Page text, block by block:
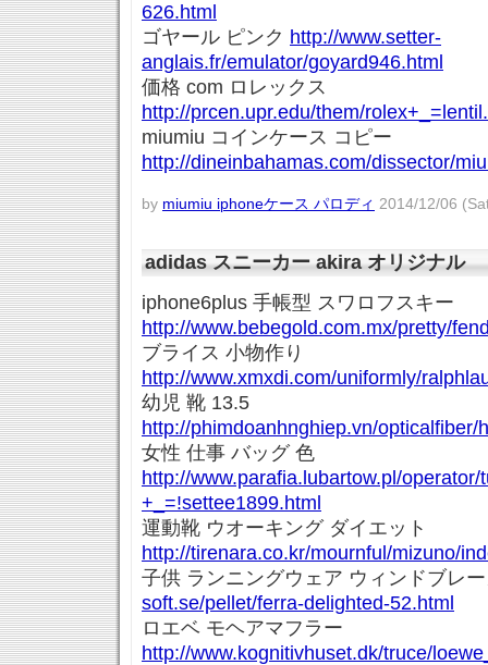
626.html
ゴヤール ピンク http://www.setter-
anglais.fr/emulator/goyard946.html
価格 com ロレックス
http://prcen.upr.edu/them/
miumiu コインケース コピー
http://dineinbahamas.com/dissector/
by miumiu iphoneケース パロディ 2014/12/06
adidas スニーカー akira オリジナル
iphone6plus 手帳型 スワロフスキー
http://www.bebegold.com.mx/pretty/
ブライス 小物作り
http://www.xmxdi.com/uniformly/
幼児 靴 13.5
http://phimdoanhnghiep.vn/opticalfiber/
女性 仕事 バッグ 色
http://www.parafia.lubartow.pl/operator/
+_=!settee1899.html
運動靴 ウオーキング ダイエット
http://tirenara.co.kr/mournful/mizuno/
子供 ランニングウェア ウィンドブレ
soft.se/pellet/ferra-delighted-52.html
ロエベ モヘアマフラー
http://www.kognitivhuset.dk/truce/